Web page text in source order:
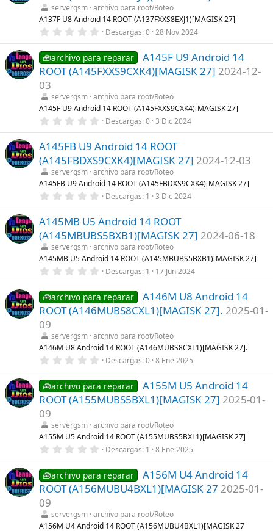
t
r
e
l
a
(
s
)
servergsm archivo para root/Roteo
A137F U8 Android 14 ROOT (A137FXXS8EXJ1)[MAGISK 27]
0
0
0
e
s
e
l
a
(
s
)
Descargas 0 28 Nov 2024
🧰archivo para reparar
A145F U9 Android 14
ROOT (A145FXXS9CXK4)[MAGISK 27] 2024-12-
03
servergsm archivo para root/Roteo
A145F U9 Android 14 ROOT (A145FXXS9CXK4)[MAGISK 27]
0
0
0
e
s
t
r
e
l
(
s
)
Descargas 0 3 Dic 2024
A145FB U9 Android 14 ROOT
(A145FBDXS9CXK4)[MAGISK 27] 2024-12-03
servergsm archivo para root/Roteo
A145FB U9 Android 14 ROOT (A145FBDXS9CXK4)[MAGISK 27]
0
0
0
e
s
t
r
e
l
a
(
s
)
Descargas 1 3 Dic 2024
A145MB U5 Android 14 ROOT
(A145MBUBS5BXB1)[MAGISK 27] 2024-06-18
servergsm archivo para root/Roteo
A145MB U5 Android 14 ROOT (A145MBUBS5BXB1)[MAGISK 27]
0
0
0
e
s
e
l
a
(
s
)
Descargas 1 17 Jun 2024
🧰archivo para reparar
A146M U8 Android 14
ROOT (A146MUBS8CXL1)[MAGISK 27]. 2025-01-
09
servergsm archivo para root/Roteo
A146M U8 Android 14 ROOT (A146MUBS8CXL1)[MAGISK 27].
0
0
0
e
s
e
l
a
(
s
)
Descargas 0 8 Ene 2025
🧰archivo para reparar
A155M U5 Android 14
ROOT (A155MUBS5BXL1)[MAGISK 27] 2025-01-
09
servergsm archivo para root/Roteo
A155M U5 Android 14 ROOT (A155MUBS5BXL1)[MAGISK 27]
0
0
0
e
s
e
l
Descargas 1 8 Ene 2025
🧰archivo para reparar
A156M U4 Android 14
ROOT (A156MUBU4BXL1)[MAGISK 27 2025-01-
09
servergsm archivo para root/Roteo
A156M U4 Android 14 ROOT (A156MUBU4BXL1)[MAGISK 27